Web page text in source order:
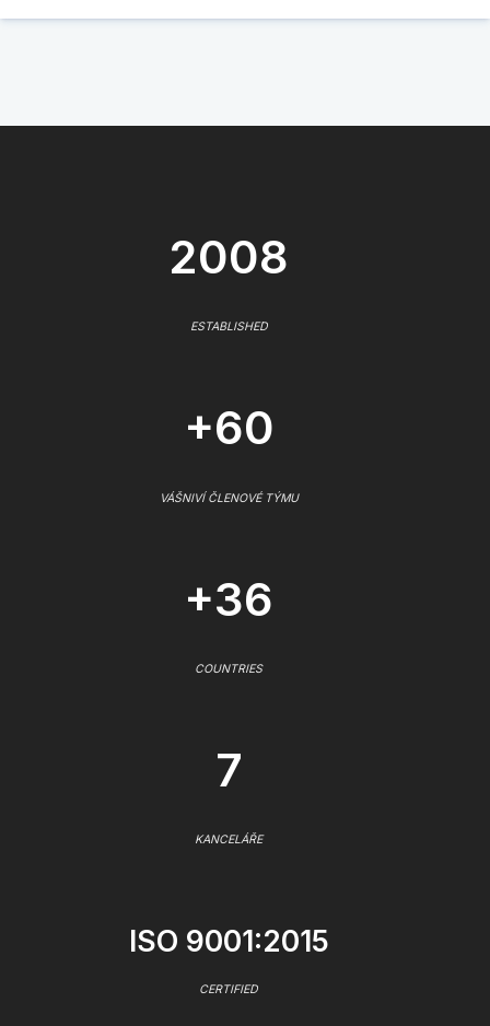
2008
ESTABLISHED
+60
VÁŠNIVÍ ČLENOVÉ TÝMU
+36
COUNTRIES
7
KANCELÁŘE
ISO 9001:2015
CERTIFIED